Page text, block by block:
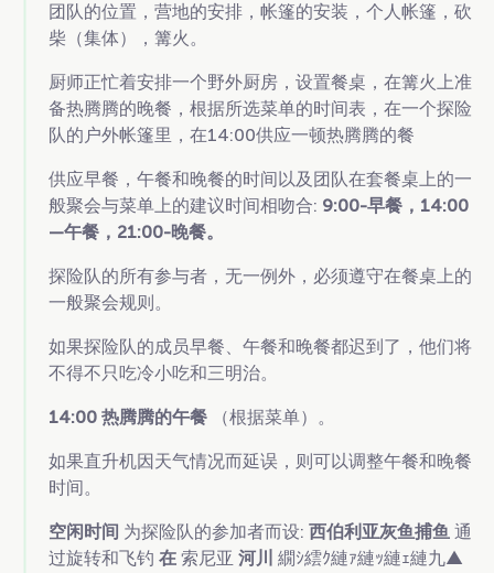
团队的位置，营地的安排，帐篷的安装，个人帐篷，砍
柴（集体），篝火。
厨师正忙着安排一个野外厨房，设置餐桌，在篝火上准
备热腾腾的晚餐，根据所选菜单的时间表，在一个探险
队的户外帐篷里，在14:00供应一顿热腾腾的餐
供应早餐，午餐和晚餐的时间以及团队在套餐桌上的一
般聚会与菜单上的建议时间相吻合: 9:00-早餐，14:00
—午餐，21:00-晚餐。
探险队的所有参与者，无一例外，必须遵守在餐桌上的
一般聚会规则。
如果探险队的成员早餐、午餐和晚餐都迟到了，他们将
不得不只吃冷小吃和三明治。
14:00 热腾腾的午餐 （根据菜单）。
如果直升机因天气情况而延误，则可以调整午餐和晚餐
时间。
空闲时间 为探险队的参加者而设: 西伯利亚灰鱼捕鱼 通
过旋转和飞钓 在 索尼亚 河川 繝ｼ繧ｸ縺ｧ縺ｯ縺ｪ縺九▲